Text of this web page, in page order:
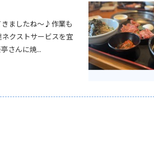
きましたね～♪作業も
クストサービスを宜
さんに焼...